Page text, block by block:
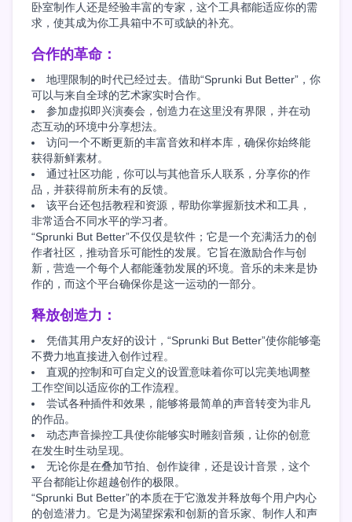
卧室制作人还是经验丰富的专家，这个工具都能适应你的需
求，使其成为你工具箱中不可或缺的补充。
合作的革命：
地理限制的时代已经过去。借助“Sprunki But Better”，你
可以与来自全球的艺术家实时合作。
参加虚拟即兴演奏会，创造力在这里没有界限，并在动
态互动的环境中分享想法。
访问一个不断更新的丰富音效和样本库，确保你始终能
获得新鲜素材。
通过社区功能，你可以与其他音乐人联系，分享你的作
品，并获得前所未有的反馈。
该平台还包括教程和资源，帮助你掌握新技术和工具，
非常适合不同水平的学习者。
“Sprunki But Better”不仅仅是软件；它是一个充满活力的创
作者社区，推动音乐可能性的发展。它旨在激励合作与创
新，营造一个每个人都能蓬勃发展的环境。音乐的未来是协
作的，而这个平台确保你是这一运动的一部分。
释放创造力：
凭借其用户友好的设计，“Sprunki But Better”使你能够毫
不费力地直接进入创作过程。
直观的控制和可自定义的设置意味着你可以完美地调整
工作空间以适应你的工作流程。
尝试各种插件和效果，能够将最简单的声音转变为非凡
的作品。
动态声音操控工具使你能够实时雕刻音频，让你的创意
在发生时生动呈现。
无论你是在叠加节拍、创作旋律，还是设计音景，这个
平台都能让你超越创作的极限。
“Sprunki But Better”的本质在于它激发并释放每个用户内心
的创造潜力。它是为渴望探索和创新的音乐家、制作人和声